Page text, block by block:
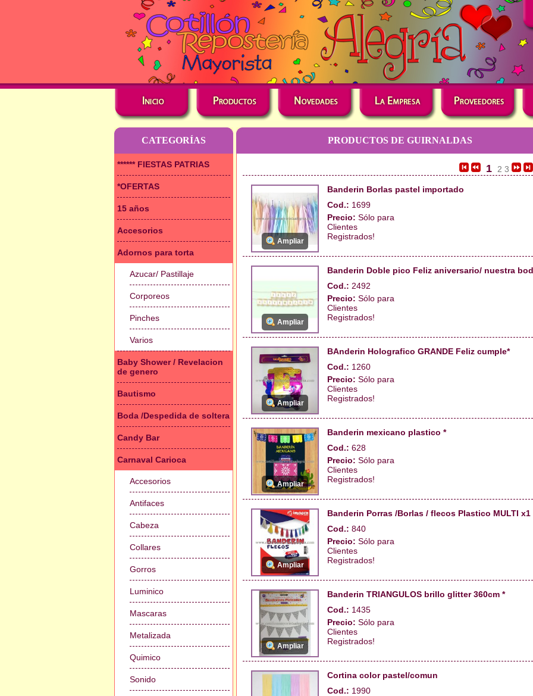
CATEGORÍAS
****** FIESTAS PATRIAS
*OFERTAS
15 años
Accesorios
Adornos para torta
Azucar/ Pastillaje
Corporeos
Pinches
Varios
Baby Shower / Revelacion
de genero
Bautismo
Boda /Despedida de soltera
Candy Bar
Carnaval Carioca
Accesorios
Antifaces
Cabeza
Collares
Gorros
Luminico
Mascaras
Metalizada
Quimico
Sonido
PRODUCTOS DE GUIRNALDAS
1 2 3
Ampliar
Banderin Borlas pastel importado
Cod.: 1699
Precio: Sólo para
Clientes
Registrados!
Ampliar
Banderin Doble pico Feliz aniversario/ nuestra
Cod.: 2492
Precio: Sólo para
Clientes
Registrados!
Ampliar
BAnderin Holografico GRANDE Feliz cumple*
Cod.: 1260
Precio: Sólo para
Clientes
Registrados!
Ampliar
Banderin mexicano plastico *
Cod.: 628
Precio: Sólo para
Clientes
Registrados!
Ampliar
Banderin Porras /Borlas / flecos Plastico MULTI x1
Cod.: 840
Precio: Sólo para
Clientes
Registrados!
Ampliar
Banderin TRIANGULOS brillo glitter 360cm *
Cod.: 1435
Precio: Sólo para
Clientes
Registrados!
Cortina color pastel/comun
Cod.: 1990